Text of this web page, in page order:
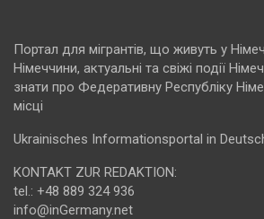
Портал для мігрантів, що живуть у
Німеччини, актуальні та свіжі події
знати про Федеративну Республіку
місці
Ukrainisches Informationsportal in
KONTAKT ZUR REDAKTION:
tel.: +48 889 324 936
info@inGermany.net